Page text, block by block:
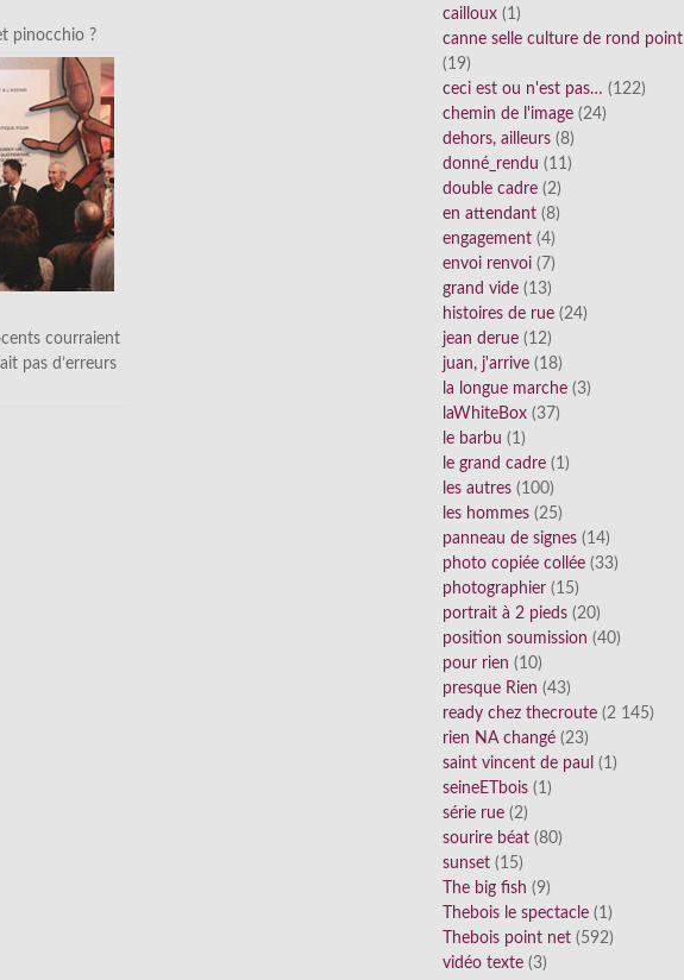
pinocchio ?
courraient
pas d’erreurs
cailloux (1)
canne selle culture de rond point
(19)
ceci est ou n'est pas… (122)
chemin de l'image (24)
dehors, ailleurs (8)
donné_rendu (11)
double cadre (2)
en attendant (8)
engagement (4)
envoi renvoi (7)
grand vide (13)
histoires de rue (24)
jean derue (12)
juan, j'arrive (18)
la longue marche (3)
laWhiteBox (37)
le barbu (1)
le grand cadre (1)
les autres (100)
les hommes (25)
panneau de signes (14)
photo copiée collée (33)
photographier (15)
portrait à 2 pieds (20)
position soumission (40)
pour rien (10)
presque Rien (43)
ready chez thecroute (2 145)
rien NA changé (23)
saint vincent de paul (1)
seineETbois (1)
série rue (2)
sourire béat (80)
sunset (15)
The big fish (9)
Thebois le spectacle (1)
Thebois point net (592)
vidéo texte (3)